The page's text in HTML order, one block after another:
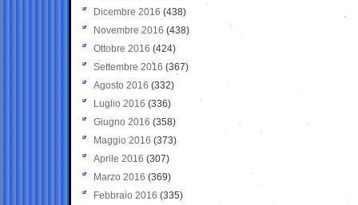
Dicembre 2016 (438)
Novembre 2016 (438)
Ottobre 2016 (424)
Settembre 2016 (367)
Agosto 2016 (332)
Luglio 2016 (336)
Giugno 2016 (358)
Maggio 2016 (373)
Aprile 2016 (307)
Marzo 2016 (369)
Febbraio 2016 (335)